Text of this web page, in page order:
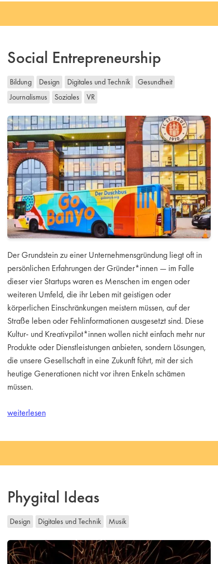
Social Entrepreneurship
Bildung Design Digitales und Technik
Gesundheit
Journalismus
Soziales VR
Der Grundstein zu einer Unternehmensgründung liegt oft in
persönlichen Erfahrungen der Gründer*innen — im Falle
dieser vier Startups waren es Menschen im engen oder
weiteren Umfeld, die ihr Leben mit geistigen oder
körperlichen Einschränkungen meistern müssen, auf der
Straße leben oder Fehlinformationen ausgesetzt sind. Diese
Kultur- und Kreativpilot*innen wollen nicht einfach mehr nur
Produkte oder Dienstleistungen anbieten, sondern Lösungen,
die unsere Gesellschaft in eine Zukunft führt, mit der sich
heutige Generationen nicht vor ihren Enkeln schämen
müssen.
weiterlesen
Phygital Ideas
Design Digitales und Technik Musik